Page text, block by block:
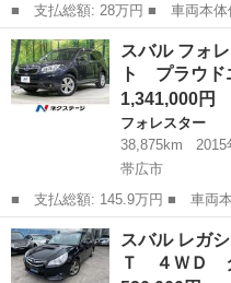
■ 支払総額: 28万円 ■ 車両本体価格： 230,000 円 ■ メーカー
名： スバル ■ 車種名： サ
４ＷＤ ■ 排気量： 660cc ■
MT...
北海道 帯広市
スバル フォ
ト プラウ
1,341,000円
フォレスター
38,875km
2015
帯広市
■ 支払総額: 145.9万円 ■ 車両本体価格： 1,341,000 円 ■ メーカ
ー名： スバル ■ 車種名： フ
０ｉ－Ｌ アイサイト プラウド
ビ バッ...
北海道 帯広市 フォレスター
スバル レガ
Ｔ ４ＷＤ